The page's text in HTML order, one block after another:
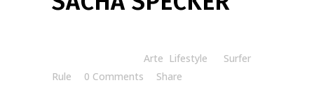
Arte Lifestyle
Surfer
Rule
0 Comments Share